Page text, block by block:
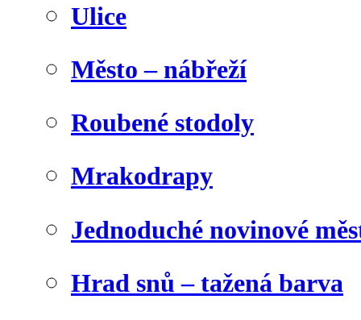
Ulice
Město – nábřeží
Roubené stodoly
Mrakodrapy
Jednoduché novinové
Hrad snů – tažená barva